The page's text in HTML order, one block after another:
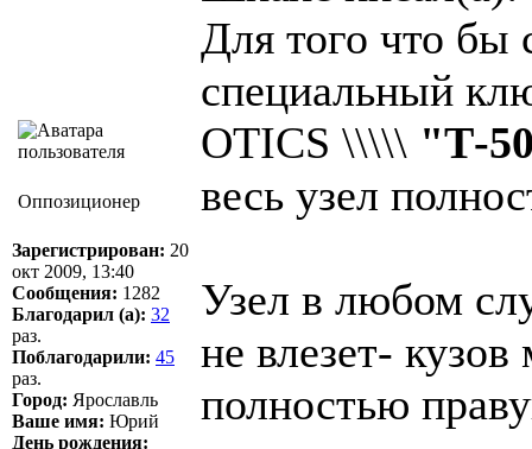
Оппозиционер
Зарегистрирован: 20
окт 2009, 13:40
Сообщения: 1282
Благодарил (а): 32
раз.
Поблагодарили: 45
раз.
Город: Ярославль
Ваше имя: Юрий
День рождения:
Для того что бы
специальный
OTICS \\\\\ "Т-
весь узел
Узел в любом
не влезет-
полностью